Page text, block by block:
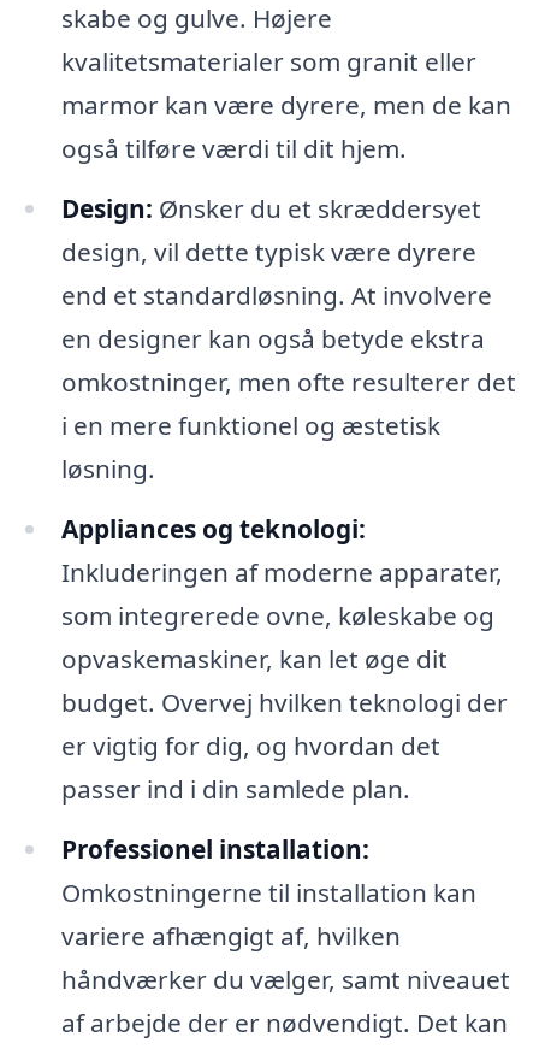
skabe og gulve. Højere
kvalitetsmaterialer som granit eller
marmor kan være dyrere, men de kan
også tilføre værdi til dit hjem.
Design: Ønsker du et skræddersyet
design, vil dette typisk være dyrere
end et standardløsning. At involvere
en designer kan også betyde ekstra
omkostninger, men ofte resulterer det
i en mere funktionel og æstetisk
løsning.
Appliances og teknologi:
Inkluderingen af moderne apparater,
som integrerede ovne, køleskabe og
opvaskemaskiner, kan let øge dit
budget. Overvej hvilken teknologi der
er vigtig for dig, og hvordan det
passer ind i din samlede plan.
Professionel installation:
Omkostningerne til installation kan
variere afhængigt af, hvilken
håndværker du vælger, samt niveauet
af arbejde der er nødvendigt. Det kan